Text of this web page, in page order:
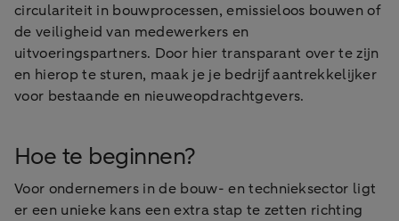
circulariteit in bouwprocessen, emissieloos bouwen of
de veiligheid van medewerkers en
uitvoeringspartners. Door hier transparant over te zijn
en hierop te sturen, maak je je bedrijf aantrekkelijker
voor bestaande en nieuweopdrachtgevers.
Hoe te beginnen?
Voor ondernemers in de bouw- en technieksector ligt
er een unieke kans een extra stap te zetten richting